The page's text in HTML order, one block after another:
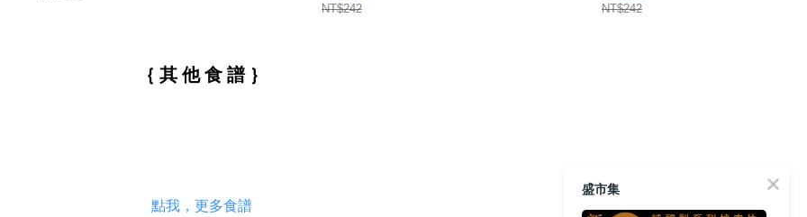
NT$242 NT$242
｛ 其 他 食 譜 ｝
點我，更多食譜
盛市集